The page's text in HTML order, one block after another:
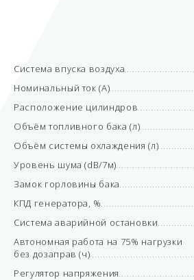
Система впуска воздуха
Номинальный ток (А)
Расположение цилиндров
Объём топливного бака (л)
Объём системы охлаждения (л)
Уровень шума (dB/7м)
Замок горловины бака
КПД генератора, %
Система аварийной остановки
Автономная работа на 75% нагрузки
без дозаправ (ч)
Регулятор напряжения